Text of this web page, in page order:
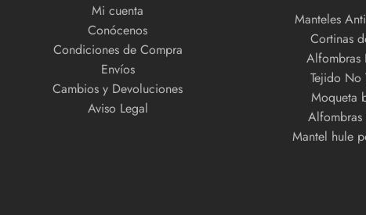
Mi cuenta
Conócenos
Condiciones de Compra
Envíos
Cambios y Devoluciones
Aviso Legal
Manteles
Cortinas
Alfombras
Tejido No
Moqueta
Alfombras
Mantel hule